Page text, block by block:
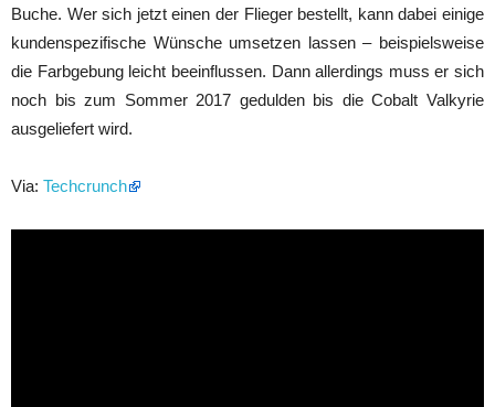
Buche. Wer sich jetzt einen der Flieger bestellt, kann dabei einige
kundenspezifische Wünsche umsetzen lassen – beispielsweise
die Farbgebung leicht beeinflussen. Dann allerdings muss er sich
noch bis zum Sommer 2017 gedulden bis die Cobalt Valkyrie
ausgeliefert wird.
Via: Techcrunch